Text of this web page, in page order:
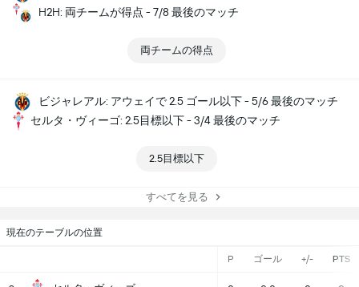
H2H: 両チームが得点 - 7/8 最後のマッチ
両チームの得点
ビジャレアル: アウェイで 2.5 ゴール以下 - 5/6 最後のマッチ
セルタ・ヴィーゴ: 2.5目標以下 - 3/4 最後のマッチ
2.5目標以下
すべてを見る
現在のテーブルの位置
P ゴール +/- PTS